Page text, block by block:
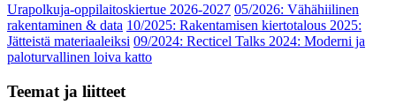
Urapolkuja-oppilaitoskiertue 2026-2027 05/2026: Vähähiilinen
rakentaminen & data 10/2025: Rakentamisen kiertotalous 2025:
Jätteistä materiaaleiksi 09/2024: Recticel Talks 2024: Moderni ja
paloturvallinen loiva katto
Teemat ja liitteet